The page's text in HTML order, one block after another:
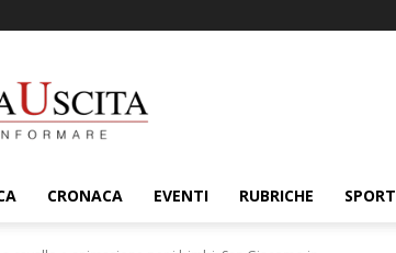
CRONACA EVENTI RUBRICHE SPORT